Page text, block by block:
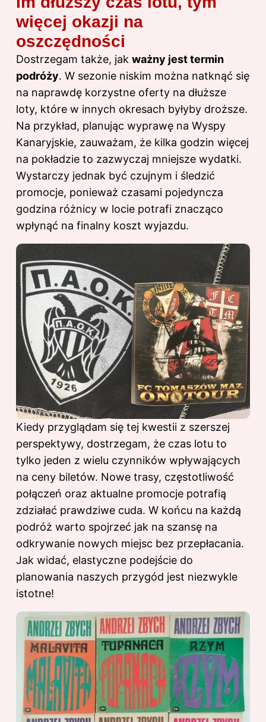
więcej okazji na
oszczędności
Dostrzegam także, jak ważny jest termin
podróży. W sezonie niskim można natknąć się
na naprawdę korzystne oferty na dłuższe
loty, które w innych okresach byłyby droższe.
Na przykład, planując wyprawę na Wyspy
Kanaryjskie, zauważam, że kilka godzin więcej
na pokładzie to zazwyczaj mniejsze wydatki.
Wystarczy jednak być czujnym i śledzić
promocje, ponieważ czasami pojedyncza
godzina różnicy w locie potrafi znacząco
wpłynąć na finalny koszt wyjazdu.
Kiedy przyglądam się tej kwestii z szerszej
perspektywy, dostrzegam, że czas lotu to
tylko jeden z wielu czynników wpływających
na ceny biletów. Nowe trasy, częstotliwość
połączeń oraz aktualne promocje potrafią
zdziałać prawdziwe cuda. W końcu na każdą
podróż warto spojrzeć jak na szansę na
odkrywanie nowych miejsc bez przepłacania.
Jak widać, elastyczne podejście do
planowania naszych przygód jest niezwykle
istotne!